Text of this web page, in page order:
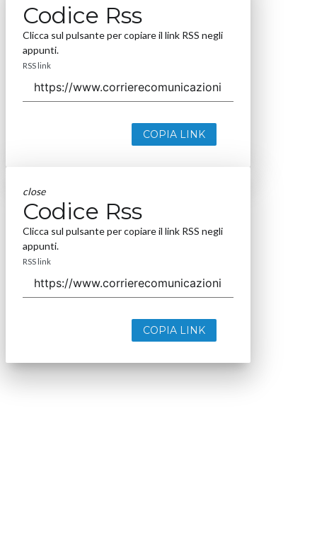
Codice Rss
Clicca sul pulsante per copiare il link RSS negli
appunti.
RSS link
COPIA LINK
close
Codice Rss
Clicca sul pulsante per copiare il link RSS negli
appunti.
RSS link
COPIA LINK